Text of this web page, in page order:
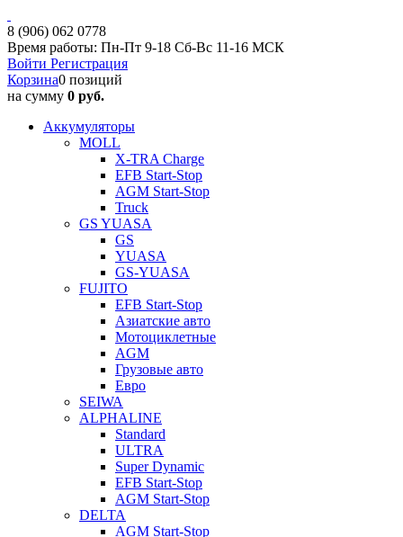
8 (906) 062 0778
Время работы: Пн-Пт 9-18 Сб-Вс 11-16 МСК
Войти Регистрация
Корзина0 позиций
на сумму 0 руб.
Аккумуляторы
MOLL
X-TRA Charge
EFB Start-Stop
AGM Start-Stop
Truck
GS YUASA
GS
YUASA
GS-YUASA
FUJITO
EFB Start-Stop
Азиатские авто
Мотоциклетные
AGM
Грузовые авто
Евро
SEIWA
ALPHALINE
Standard
ULTRA
Super Dynamic
EFB Start-Stop
AGM Start-Stop
DELTA
AGM Start-Stop